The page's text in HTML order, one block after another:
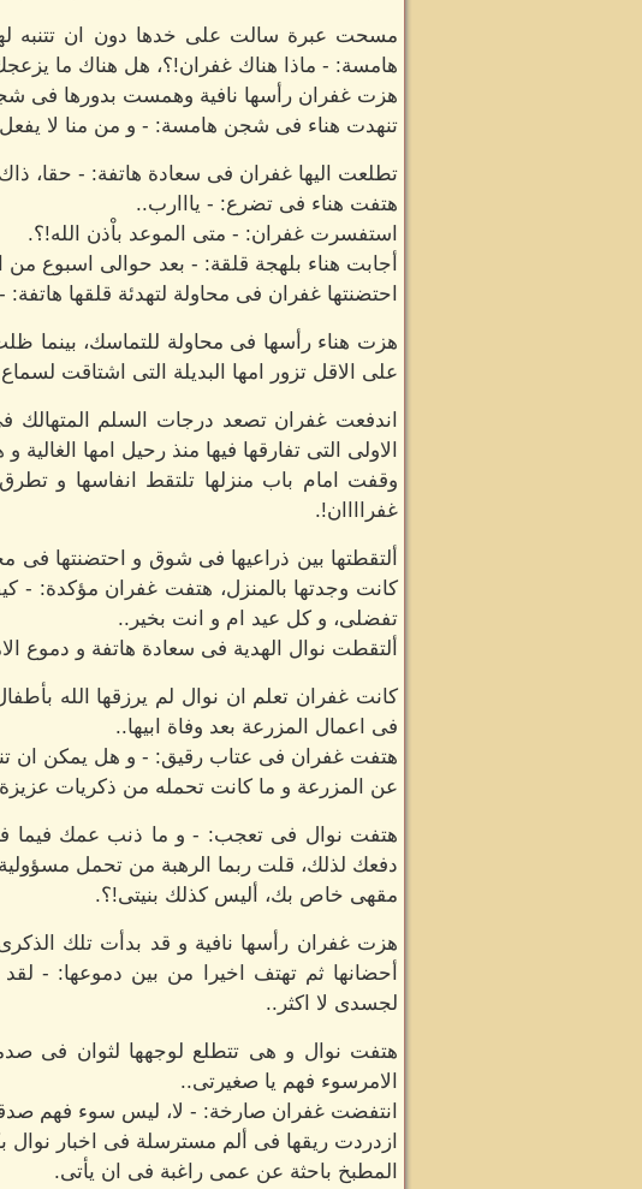
مسحت عبرة سالت على خدها دون ان تتنبه
هامسة: - ماذا هناك غفران!؟، هل هناك ما
هزت غفران رأسها نافية وهمست بدورها فى
تنهدت هناء فى شجن هامسة: - و من منا لا
تطلعت اليها غفران فى سعادة هاتفة: - حقا، ذاك
هتفت هناء فى تضرع: - يااارب..
استفسرت غفران: - متى الموعد باْذن الله!؟.
أجابت هناء بلهجة قلقة: - بعد حوالى اسبوع من
احتضنتها غفران فى محاولة لتهدئة قلقها
هزت هناء رأسها فى محاولة للتماسك، بينما
على الاقل تزور امها البديلة التى اشتاقت
اندفعت غفران تصعد درجات السلم المتهالك فى
الاولى التى تفارقها فيها منذ رحيل امها
وقفت امام باب منزلها تلتقط انفاسها و
غفراااان!.
ألتقطتها بين ذراعيها فى شوق و احتضنتها فى
كانت وجدتها بالمنزل، هتفت غفران مؤكدة: -
تفضلى، و كل عيد ام و انت بخير..
ألتقطت نوال الهدية فى سعادة هاتفة و دموع
كانت غفران تعلم ان نوال لم يرزقها الله
فى اعمال المزرعة بعد وفاة ابيها..
هتفت غفران فى عتاب رقيق: - و هل يمكن ان
عن المزرعة و ما كانت تحمله من ذكريات
هتفت نوال فى تعجب: - و ما ذنب عمك فيما
دفعك لذلك، قلت ربما الرهبة من تحمل
مقهى خاص بك، أليس كذلك بنيتى!؟.
هزت غفران رأسها نافية و قد بدأت تلك الذكرى
أحضانها ثم تهتف اخيرا من بين دموعها: -
لجسدى لا اكثر..
هتفت نوال و هى تتطلع لوجهها لثوان فى
الامرسوء فهم يا صغيرتى..
انتفضت غفران صارخة: - لا، ليس سوء فهم
ازدردت ريقها فى ألم مسترسلة فى اخبار
المطبخ باحثة عن عمى راغبة فى ان يأتى.